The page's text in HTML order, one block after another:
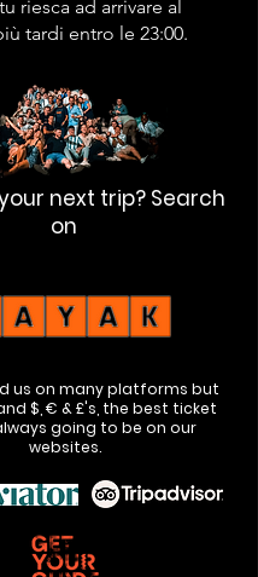
riesca ad arrivare al
tardi entro le 23:00.
next trip? Search
on
us on many platforms but
$, € & £'s, the best ticket
going to be on our
websites.